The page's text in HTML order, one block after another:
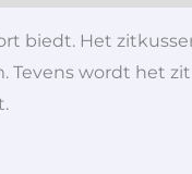
biedt. Het
wordt het